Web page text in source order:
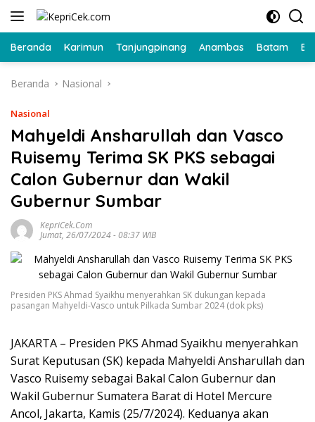
Langsung
Beranda Karimun Tanjungpinang Anambas Batam
Beranda Nasional
Nasional
Mahyeldi Ansharullah dan Vasco
Ruisemy Terima SK PKS sebagai
Calon Gubernur dan Wakil
Gubernur Sumbar
KepriCek.com
Jumat, 26/07/2024 - 08:37 WIB
Presiden PKS Ahmad Syaikhu menyerahkan SK dukungan kepada
pasangan Mahyeldi-Vasco untuk Pilkada Sumbar 2024 (dok pks)
JAKARTA – Presiden PKS Ahmad Syaikhu menyerahkan
Surat Keputusan (SK) kepada Mahyeldi Ansharullah dan
Vasco Ruisemy sebagai Bakal Calon Gubernur dan
Wakil Gubernur Sumatera Barat di Hotel Mercure
Ancol, Jakarta, Kamis (25/7/2024). Keduanya akan